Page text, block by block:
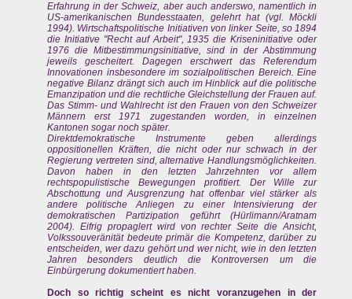
Erfahrung in der Schweiz, aber auch anderswo, namentlich in
US-amerikanischen Bundesstaaten, gelehrt hat (vgl. Möckli
1994). Wirtschaftspolitische Initiativen von linker Seite, so 1894
die Initiative "Recht auf Arbeit", 1935 die Kriseninitiative oder
1976 die Mitbestimmungsinitiative, sind in der Abstimmung
jeweils gescheitert. Dagegen erschwert das Referendum
Innovationen insbesondere im sozialpolitischen Bereich. Eine
negative Bilanz drängt sich auch im Hinblick auf die politische
Emanzipation und die rechtliche Gleichstellung der Frauen auf.
Das Stimm- und Wahlrecht ist den Frauen von den Schweizer
Männern erst 1971 zugestanden worden, in einzelnen
Kantonen sogar noch später.
Direktdemokratische Instrumente geben allerdings
oppositionellen Kräften, die nicht oder nur schwach in der
Regierung vertreten sind, alternative Handlungsmöglichkeiten.
Davon haben in den letzten Jahrzehnten vor allem
rechtspopulistische Bewegungen profitiert. Der Wille zur
Abschottung und Ausgrenzung hat offenbar viel stärker als
andere politische Anliegen zu einer Intensivierung der
demokratischen Partizipation geführt (Hürlimann/Aratnam
2004). Eifrig propaglert wird von rechter Seite die Ansicht,
Volkssouveränität bedeute primär die Kompetenz, darüber zu
entscheiden, wer dazu gehört und wer nicht, wie in den letzten
Jahren besonders deutlich die Kontroversen um die
Einbürgerung dokumentiert haben.
Doch so richtig scheint es nicht voranzugehen in der